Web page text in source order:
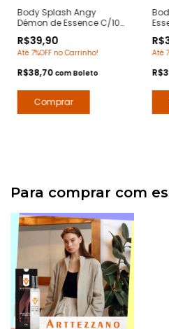
Body Splash Angy
Démon de Essence C/100
Demon Givenchy - Deo
Colônia Desodorante
R$39,90
Até 7%OFF no Carrinho!
R$38,70 comBoleto
Até
Para comprar com